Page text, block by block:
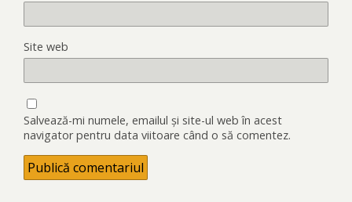
Site web
Salvează-mi numele, emailul și site-ul web în acest
navigator pentru data viitoare când o să comentez.